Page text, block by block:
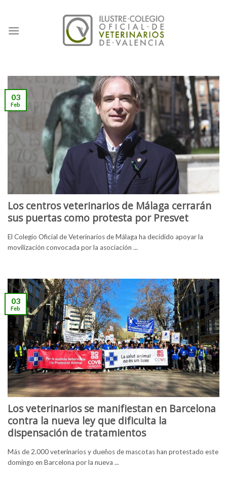
content
Los centros veterinarios de Málaga cerrarán
sus puertas como protesta por Presvet
El Colegio Oficial de Veterinarios de Málaga ha decidido apoyar la
movilización convocada por la asociación ...
03
Feb
Los veterinarios se manifiestan en Barcelona
contra la nueva ley que dificulta la
dispensación de tratamientos
Más de 2.000 veterinarios y dueños de mascotas han protestado este
domingo en Barcelona por la nueva ...
03
Feb